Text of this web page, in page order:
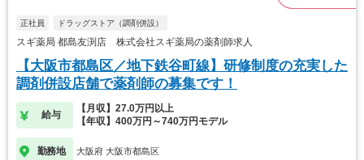
正社員 ドラッグストア（調剤併設）
スギ薬局 都島友渕店 株式会社スギ薬局の薬剤師求人
【大阪市都島区／地下鉄谷町線】研修制度の充実した
調剤併設店舗で薬剤師の募集です！
給与
【月収】27.0万円以上
【年収】400万円～740万円モデル
勤務地 大阪府 大阪市都島区